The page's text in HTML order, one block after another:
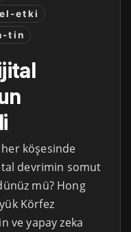
etki
tin
köşesinde
devrimin somut
mü? Hong
Körfez
ve yapay zeka